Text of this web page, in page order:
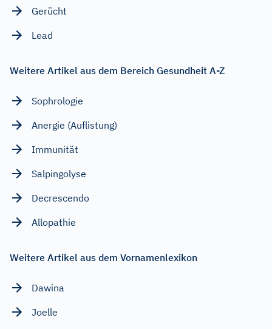
Gerücht
Lead
Weitere Artikel aus dem Bereich Gesundheit A-Z
Sophrologie
Anergie (Auflistung)
Immunität
Salpingolyse
Decrescendo
Allopathie
Weitere Artikel aus dem Vornamenlexikon
Dawina
Joelle